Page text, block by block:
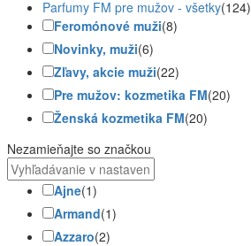
Parfumy FM pre mužov - všetky(124)
Feromónové muži(8)
Novinky, muži(6)
Zľavy, akcie muži(22)
Pre mužov: kozmetika FM(20)
Ženská kozmetika FM(20)
Nezamieňajte so značkou
Ajne(1)
Armand(1)
Azzaro(2)